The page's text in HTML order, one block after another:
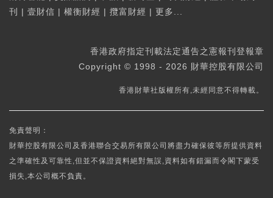
刊
| 壹財信 | 權衡財經 | 攬富財經 | 更多...
香港政府指定刊載法定通告之憲報刊登報章
Copyright © 1998 - 2026 財華控股有限公司
香港財華社版權所有,未經同意不得轉載。
免責聲明：
財華控股有限公司及香港聯合交易所有限公司將盡力確保彼等所提供資料
之準確性及可靠性,但並不保證資料絕對無誤,資料如有錯漏而令閣下蒙受
損失,本公司概不負責。